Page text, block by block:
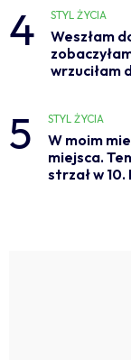
4 STYL ŻYCIA
Weszłam
wrzuciłam
5 STYL ŻYCIA
W moim
miejsca.
strzał w